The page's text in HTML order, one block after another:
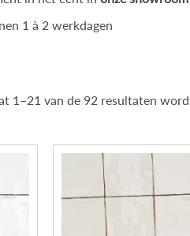
1 à 2 werkdagen
1–21 van de 92 resultaten